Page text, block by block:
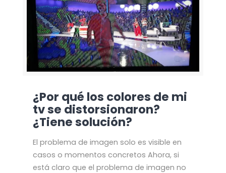
¿Por qué los colores de mi
tv se distorsionaron?
¿Tiene solución?
El problema de imagen solo es visible en
casos o momentos concretos Ahora, si
está claro que el problema de imagen no